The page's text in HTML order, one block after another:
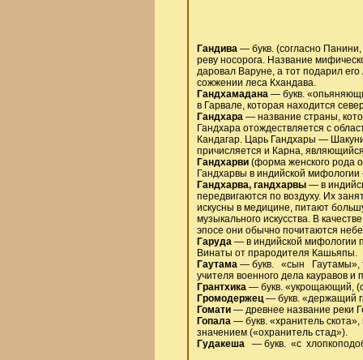
Гандива— букв. (согласно Панини,
реву носорога. Название
даровал Варуне, а тот подарил его
сожжении леса Кхандава.
Гандхамадана— букв.
в Гарвале, которая находится
Гандхара— название страны,
Гандхара отождествляется с
Кандагар. Царь Гандхары —
причисляется и Карна,
Гандхарви(форма женского рода
Гандхарвы в индийской
Гандхарва, гандхарвы— в
передвигаются по воздуху. Их
искусны в медицине, питают
музыкального искусства. В
эпосе они обычно почитаются
Гаруда— в индийской мифологии
Винаты от прародителя Кашьяпы.
Гаутама— букв. «сын Гаутамы»,
учителя военного дела кауравов и
Грантхика— букв. «укрощающий,
Громодержец— букв. «держащий
Гомати— древнее название реки
Гопала— букв. «хранитель
значением («охранитель стад»).
Гудакеша— букв. «с